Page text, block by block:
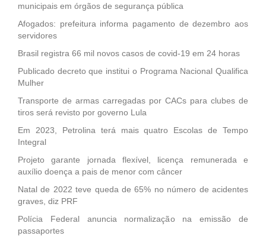
municipais em órgãos de segurança pública
Afogados: prefeitura informa pagamento de dezembro aos
servidores
Brasil registra 66 mil novos casos de covid-19 em 24 horas
Publicado decreto que institui o Programa Nacional Qualifica
Mulher
Transporte de armas carregadas por CACs para clubes de
tiros será revisto por governo Lula
Em 2023, Petrolina terá mais quatro Escolas de Tempo
Integral
Projeto garante jornada flexível, licença remunerada e
auxílio doença a pais de menor com câncer
Natal de 2022 teve queda de 65% no número de acidentes
graves, diz PRF
Polícia Federal anuncia normalização na emissão de
passaportes